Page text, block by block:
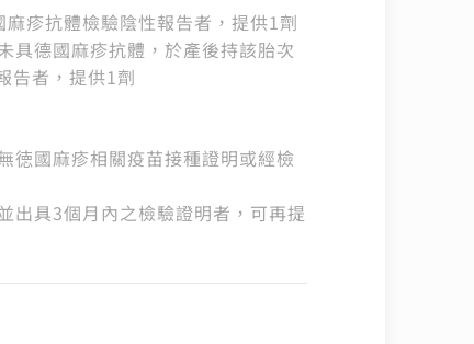
疹抗體檢驗陰性報告者，提供1劑
具德國麻疹抗體，於產後持該胎次
告者，提供1劑
徳國麻疹相關疫苗接種證明或經檢
出具3個月內之檢驗證明者，可再提